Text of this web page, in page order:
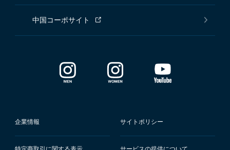
中国コーポサイト
企業情報 サイトポリシー